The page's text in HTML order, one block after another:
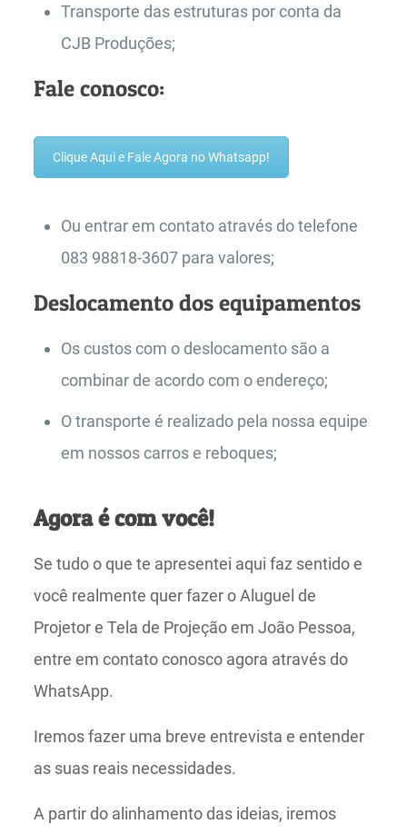
Transporte das estruturas por conta da
CJB Produções;
Fale conosco:
Clique Aqui e Fale Agora no Whatsapp!
Ou entrar em contato através do telefone
083 98818-3607 para valores;
Deslocamento dos equipamentos
Os custos com o deslocamento são a
combinar de acordo com o endereço;
O transporte é realizado pela nossa equipe
em nossos carros e reboques;
Agora é com você!
Se tudo o que te apresentei aqui faz sentido e
você realmente quer fazer o Aluguel de
Projetor e Tela de Projeção em João Pessoa,
entre em contato conosco agora através do
WhatsApp.
Iremos fazer uma breve entrevista e entender
as suas reais necessidades.
A partir do alinhamento das ideias, iremos